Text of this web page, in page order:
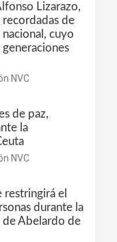
Lizarazo,
recordadas de
cuyo
generaciones
NVC
de paz,
la
NVC
restringirá el
durante la
de Abelardo de